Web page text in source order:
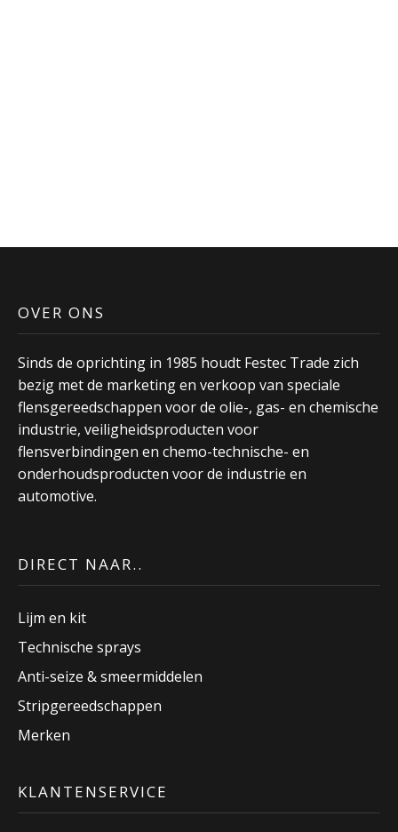
OVER ONS
Sinds de oprichting in 1985 houdt Festec Trade zich
bezig met de marketing en verkoop van speciale
flensgereedschappen voor de olie-, gas- en chemische
industrie, veiligheidsproducten voor
flensverbindingen en chemo-technische- en
onderhoudsproducten voor de industrie en
automotive.
DIRECT NAAR..
Lijm en kit
Technische sprays
Anti-seize & smeermiddelen
Stripgereedschappen
Merken
KLANTENSERVICE